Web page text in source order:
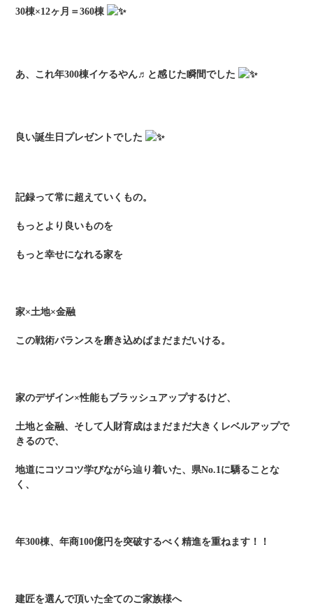
30棟×12ヶ月＝360棟
あ、これ年300棟イケるやん♬と感じた瞬間でした
良い誕生日プレゼントでした
記録って常に超えていくもの。
もっとより良いものを
もっと幸せになれる家を
家×土地×金融
この戦術バランスを磨き込めばまだまだいける。
家のデザイン×性能もブラッシュアップするけど、
土地と金融、そして人財育成はまだまだ大きくレベルアップで
きるので、
地道にコツコツ学びながら辿り着いた、県No.1に驕ることな
く、
年300棟、年商100億円を突破するべく精進を重ねます！！
建匠を選んで頂いた全てのご家族様へ